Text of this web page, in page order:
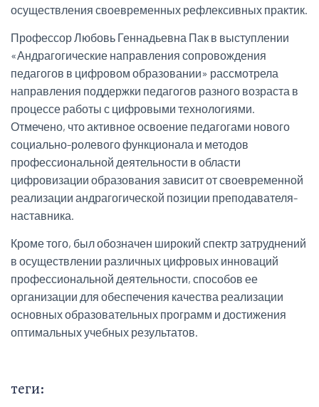
осуществления своевременных рефлексивных практик.
Профессор Любовь Геннадьевна Пак в выступлении
«Андрагогические направления сопровождения
педагогов в цифровом образовании» рассмотрела
направления поддержки педагогов разного возраста в
процессе работы с цифровыми технологиями.
Отмечено, что активное освоение педагогами нового
социально-ролевого функционала и методов
профессиональной деятельности в области
цифровизации образования зависит от своевременной
реализации андрагогической позиции преподавателя-
наставника.
Кроме того, был обозначен широкий спектр затруднений
в осуществлении различных цифровых инноваций
профессиональной деятельности, способов ее
организации для обеспечения качества реализации
основных образовательных программ и достижения
оптимальных учебных результатов.
теги: